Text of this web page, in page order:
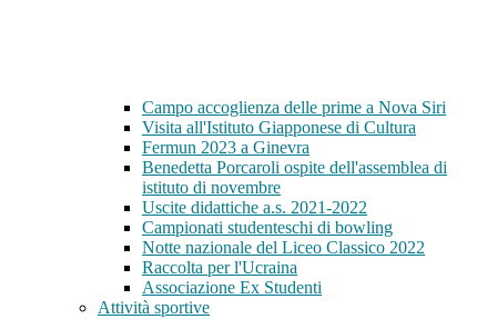
Campo accoglienza delle prime a Nova Siri
Visita all'Istituto Giapponese di Cultura
Fermun 2023 a Ginevra
Benedetta Porcaroli ospite dell'assemblea di
istituto di novembre
Uscite didattiche a.s. 2021-2022
Campionati studenteschi di bowling
Notte nazionale del Liceo Classico 2022
Raccolta per l'Ucraina
Associazione Ex Studenti
Attività sportive